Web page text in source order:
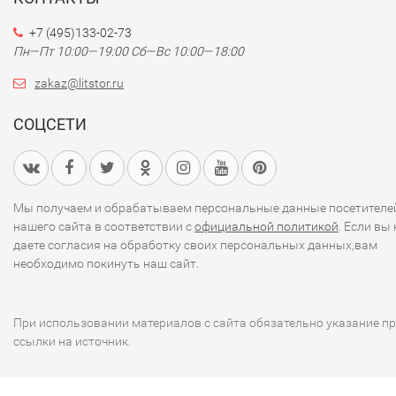
+7 (495)133-02-73
Пн—Пт 10:00—19:00 Сб—Вс 10:00—18:00
zakaz@litstor.ru
СОЦСЕТИ
Мы получаем и обрабатываем персональные данные
нашего сайта в соответствии софициальной политикой. Если вы
даете согласия на обработку своих персональных данных,вам
необходимо покинуть наш сайт.
При использовании материалов с сайта обязательно указание
ссылки на источник.